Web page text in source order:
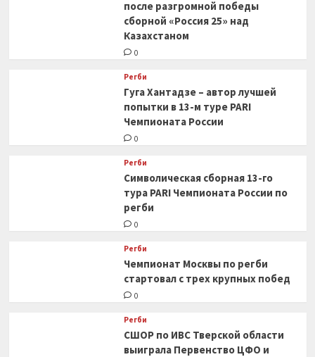
после разгромной победы
сборной «Россия 25» над
Казахстаном
0
Регби
Гуга Хантадзе – автор лучшей
попытки в 13-м туре PARI
Чемпионата России
0
Регби
Символическая сборная 13-го
тура PARI Чемпионата России по
регби
0
Регби
Чемпионат Москвы по регби
стартовал с трех крупных побед
0
Регби
СШОР по ИВС Тверской области
выиграла Первенство ЦФО и